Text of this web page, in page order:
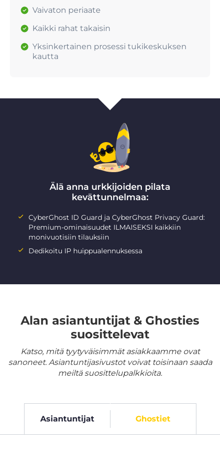
Vaivaton periaate
Kaikki rahat takaisin
Yksinkertainen prosessi tukikeskuksen
kautta
Älä anna urkkijoiden pilata
kevättunnelmaa:
CyberGhost ID Guard ja CyberGhost Privacy Guard:
Premium-ominaisuudet ILMAISEKSI kaikkiin
monivuotisiin tilauksiin
Dedikoitu IP huippualennuksessa
Alan asiantuntijat & Ghosties
suosittelevat
Katso, mitä tyytyväisimmät asiakkaamme ovat
sanoneet. Asiantuntijasivustot voivat toisinaan saada
meiltä suosittelupalkkioita.
Asiantuntijat Ghostiet